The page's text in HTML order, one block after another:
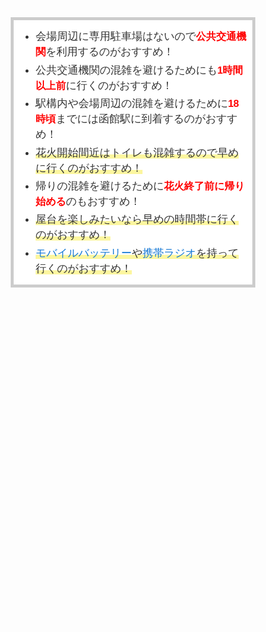
会場周辺に専用駐車場はないので公共交通機
関 を利用するのがおすすめ！
公共交通機関の混雑を避けるためにも 1時間
以上前に行くのがおすすめ！
駅構内や会場周辺の混雑を避けるために18
時頃までには函館駅に到着するのがおすす
め！
花火開始間近はトイレも混雑するので早め
に行くのがおすすめ！
帰りの混雑を避けるために花火終了前に帰り
始めるのもおすすめ！
屋台を楽しみたいなら早めの時間帯に行く
のがおすすめ！
モバイルバッテリーや携帯ラジオを持って
行くのがおすすめ！